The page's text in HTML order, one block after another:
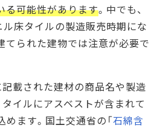
る可能性があります。中でも、
床タイルの製造販売時期にな
てられた建物では注意が必要で
記載された建材の商品名や製造
イルにアスベストが含まれて
ます。国土交通省の「石綿含